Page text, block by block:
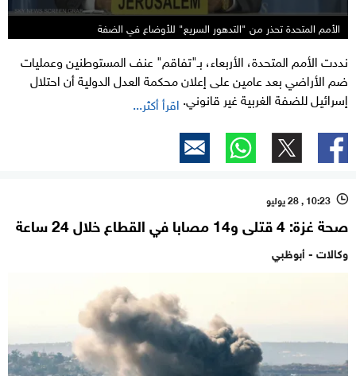
الأمم المتحدة تحذر من "التدهور السريع" للأوضاع في الضفة
نددت الأمم المتحدة، الأربعاء، بـ"تفاقم" عنف المستوطنين وعمليات
ضم الأراضي بعد عامين على إعلان محكمة العدل الدولية أن احتلال
إسرائيل للضفة الغربية غير قانوني. اقرأ أكثر...
l 10:23 , 28 يوليو
صحة غزة: 4 قتلى و14 مصابا في القطاع خلال 24 ساعة
وكالات - أبوظبي